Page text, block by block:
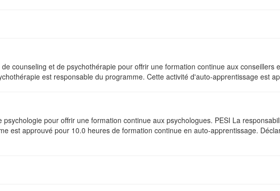
counseling et de psychothérapie pour offrir une formation continue aux conseillers
est responsable du programme. Cette activité d'auto-apprentissage est
pour offrir une formation continue aux psychologues. PESI La
est approuvé pour 10.0 heures de formation continue en auto-apprentissage.